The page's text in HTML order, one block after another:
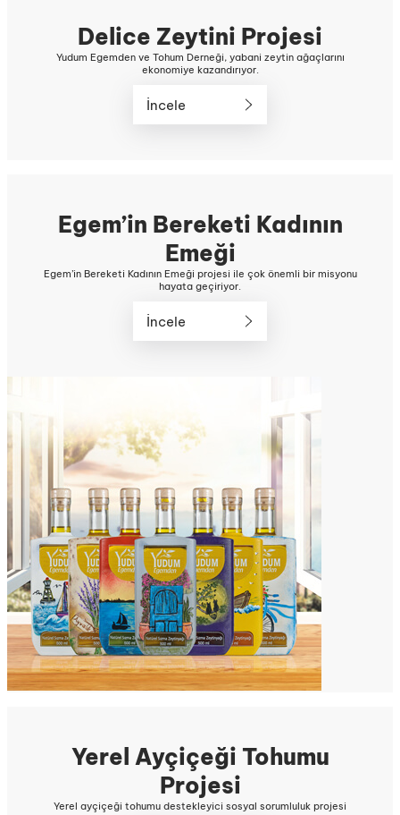
Delice Zeytini Projesi
Yudum Egemden ve Tohum Derneği, yabani zeytin ağaçlarını
ekonomiye kazandırıyor.
İncele
Egem’in Bereketi Kadının
Emeği
Egem’in Bereketi Kadının Emeği projesi ile çok önemli bir misyonu
hayata geçiriyor.
İncele
Yerel Ayçiçeği Tohumu
Projesi
Yerel ayçiçeği tohumu destekleyici sosyal sorumluluk projesi